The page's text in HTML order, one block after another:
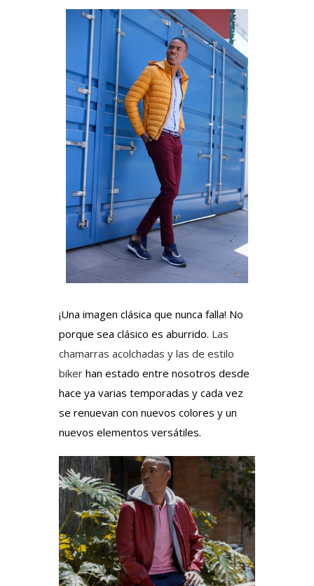
¡Una imagen clásica que nunca falla! No
porque sea clásico es aburrido. Las
chamarras acolchadas y las de estilo
biker han estado entre nosotros desde
hace ya varias temporadas y cada vez
se renuevan con nuevos colores y un
nuevos elementos versátiles.